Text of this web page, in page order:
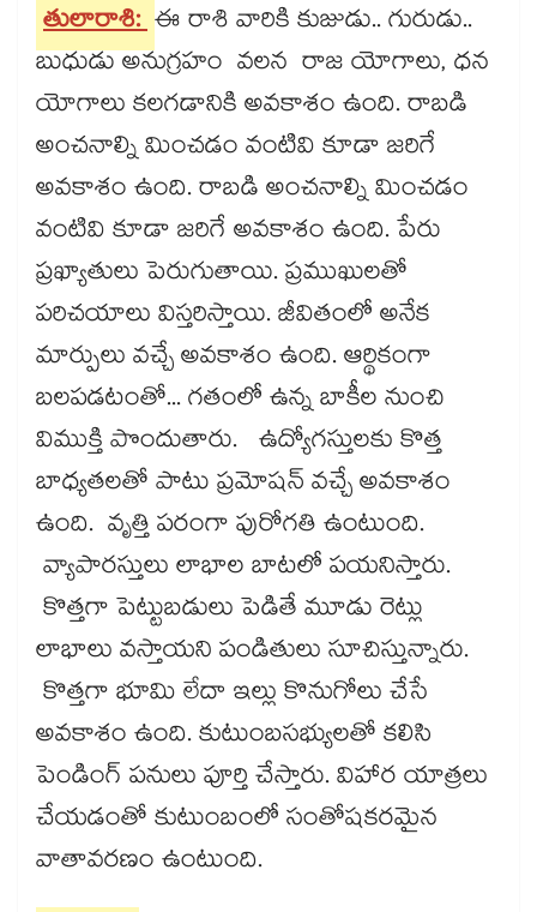
తులారాశి:ఈ రాశి వారికి కుజుడు.. గురుడు..
బుధుడు అనుగ్రహం వలన రాజ యోగాలు, ధన
యోగాలు కలగడానికి అవకాశం ఉంది. రాబడి
అంచనాల్ని మించడం వంటివి కూడా జరిగే
అవకాశం ఉంది. రాబడి అంచనాల్ని మించడం
వంటివి కూడా జరిగే అవకాశం ఉంది. పేరు
ప్రఖ్యాతులు పెరుగుతాయి. ప్రముఖులతో
పరిచయాలు విస్తరిస్తాయి. జీవితంలో అనేక
మార్పులు వచ్చే అవకాశం ఉంది. ఆర్థికంగా
బలపడటంతో... గతంలో ఉన్న బాకీల నుంచి
విముక్తి పొందుతారు. ఉద్యోగస్తులకు కొత్త
బాధ్యతలతో పాటు ప్రమోషన్ వచ్చే అవకాశం
ఉంది. వృత్తి పరంగా పురోగతి ఉంటుంది.
వ్యాపారస్తులు లాభాల బాటలో పయనిస్తారు.
కొత్తగా పెట్టుబడులు పెడితే మూడు రెట్లు
లాభాలు వస్తాయని పండితులు సూచిస్తున్నారు.
కొత్తగా భూమి లేదా ఇల్లు కొనుగోలు చేసే
అవకాశం ఉంది. కుటుంబసభ్యులతో కలిసి
పెండింగ్ పనులు పూర్తి చేస్తారు. విహార యాత్రలు
చేయడంతో కుటుంబంలో సంతోషకరమైన
వాతావరణం ఉంటుంది.